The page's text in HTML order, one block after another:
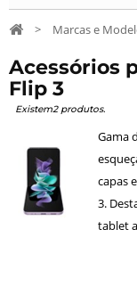
> Marcas e
Acessórios
Flip 3
Existem2 produtos.
Gama
capas
3.
tablet